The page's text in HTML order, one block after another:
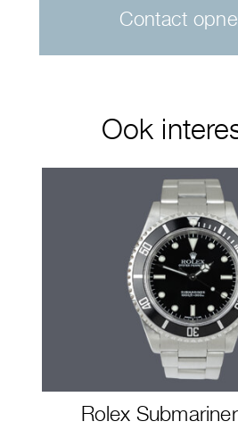
Contact
Ook
Rolex